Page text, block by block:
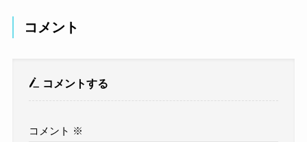
コメント
コメントする
コメント ※